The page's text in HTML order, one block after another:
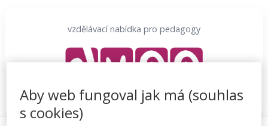
vzdělávací nabídka pro pedagogy
Aby web fungoval jak má (souhlas
s cookies)